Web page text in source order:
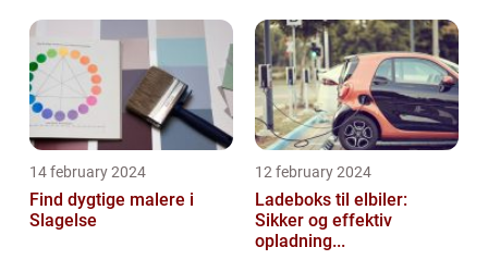
14 february 2024
Find dygtige malere i
Slagelse
12 february 2024
Ladeboks til elbiler:
Sikker og effektiv
opladning...